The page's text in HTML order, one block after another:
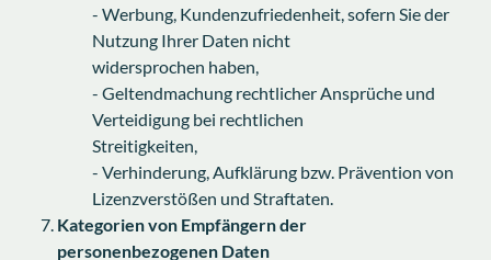
- Werbung, Kundenzufriedenheit, sofern Sie der
Nutzung Ihrer Daten nicht
widersprochen haben,
- Geltendmachung rechtlicher Ansprüche und
Verteidigung bei rechtlichen
Streitigkeiten,
- Verhinderung, Aufklärung bzw. Prävention von
Lizenzverstößen und Straftaten.
Kategorien von Empfängern der
personenbezogenen Daten